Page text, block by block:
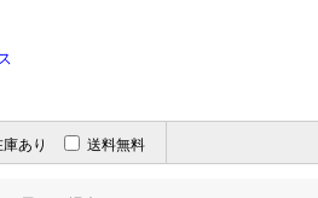
庫あり 送料無料